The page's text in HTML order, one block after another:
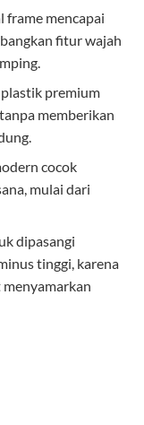
mencapai
fitur wajah
premium
memberikan
cocok
mulai dari
dipasangi
tinggi, karena